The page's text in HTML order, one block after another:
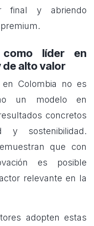
final y abriendo
líder en
alto valor
Colombia no es
un modelo en
concretos
y sostenibilidad.
que con
es posible
relevante en la
adopten estas